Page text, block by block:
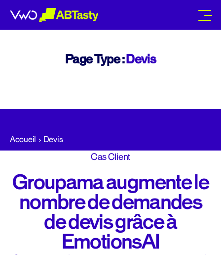
abtasty
Page Type :Devis
Accueil Devis
Cas Client
Groupama augmente le
nombre de demandes
de devis grâce à
EmotionsAI